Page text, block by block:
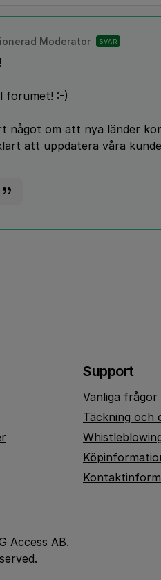
Moderator SVAR
!
forumet! :-)
något om att nya länder
att uppdatera våra
Support
Vanliga
Täckning och
Access AB.